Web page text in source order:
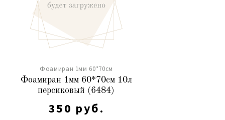
Фоамиран 1мм 60*70см
Фоамиран 1мм 60*70см 10л
персиковый (6484)
350 руб.